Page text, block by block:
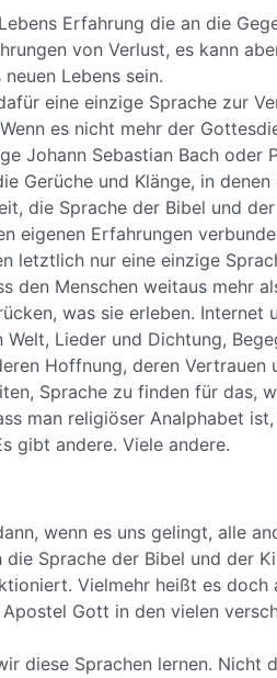
Erfahrung die an die
von Verlust, es kann
Lebens sein.
eine einzige Sprache zur
es nicht mehr der
Johann Sebastian Bach oder
Gerüche und Klänge, in
die Sprache der Bibel und
eigenen Erfahrungen
letztlich nur eine einzige
den Menschen weitaus mehr
was sie erleben. Internet
Lieder und Dichtung,
Hoffnung, deren Vertrauen
Sprache zu finden für das,
man religiöser Analphabet
gibt andere. Viele andere.
wenn es uns gelingt, alle
Sprache der Bibel und der
Vielmehr heißt es doch
Gott in den vielen
diese Sprachen lernen. Nicht